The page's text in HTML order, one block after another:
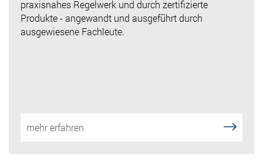
praxisnahes Regelwerk und durch zertifizierte
Produkte - angewandt und ausgeführt durch
ausgewiesene Fachleute.
mehr erfahren